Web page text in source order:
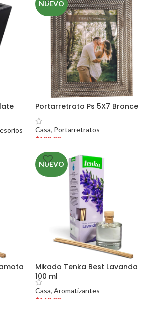
NUEVO
Portarretrato Ps 5X7 Bronce
Casa, Portarretratos
$109.00
NUEVO
Mikado Tenka Best Lavanda
100 ml
Casa, Aromatizantes
$169.00